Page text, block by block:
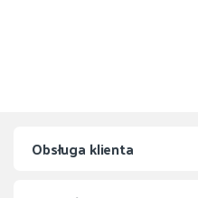
Obsługa klienta